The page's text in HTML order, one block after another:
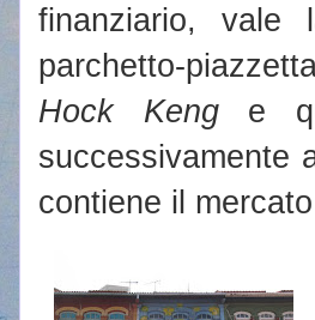
finanziario,
parchetto-
Hock Kenge
successivamente
contiene il